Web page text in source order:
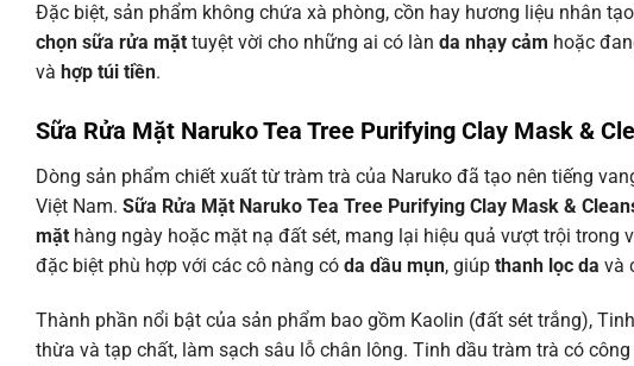
Đặc biệt, sản phẩm không chứa xà phòng, cồn hay hương liệu nhân
chọn sữa rửa mặt tuyệt vời cho những ai có làn da nhạy cảm hoặc
và hợp túi tiền.
Sữa Rửa Mặt Naruko Tea Tree Purifying Clay Mask &
Dòng sản phẩm chiết xuất từ tràm trà của Naruko đã tạo nên tiếng
Việt Nam. Sữa Rửa Mặt Naruko Tea Tree Purifying Clay Mask &
mặt hàng ngày hoặc mặt nạ đất sét, mang lại hiệu quả vượt trội trong
đặc biệt phù hợp với các cô nàng có da dầu mụn, giúp thanh lọc da và
Thành phần nổi bật của sản phẩm bao gồm Kaolin (đất sét trắng),
thừa và tạp chất, làm sạch sâu lỗ chân lông. Tinh dầu tràm trà có